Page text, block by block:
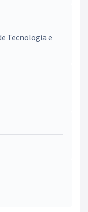
Tecnologia e